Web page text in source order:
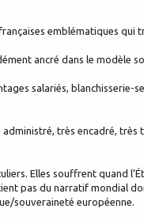
emblématiques qui
ancré dans le modèle
salariés, blanchisserie-
administré, très encadré,
Elles souffrent quand
pas du narratif mondial
souveraineté européenne.